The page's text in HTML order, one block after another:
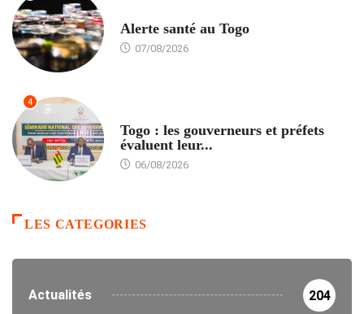
Alerte santé au Togo
07/08/2026
4
Togo : les gouverneurs et préfets
évaluent leur...
06/08/2026
LES CATEGORIES
Actualités 204